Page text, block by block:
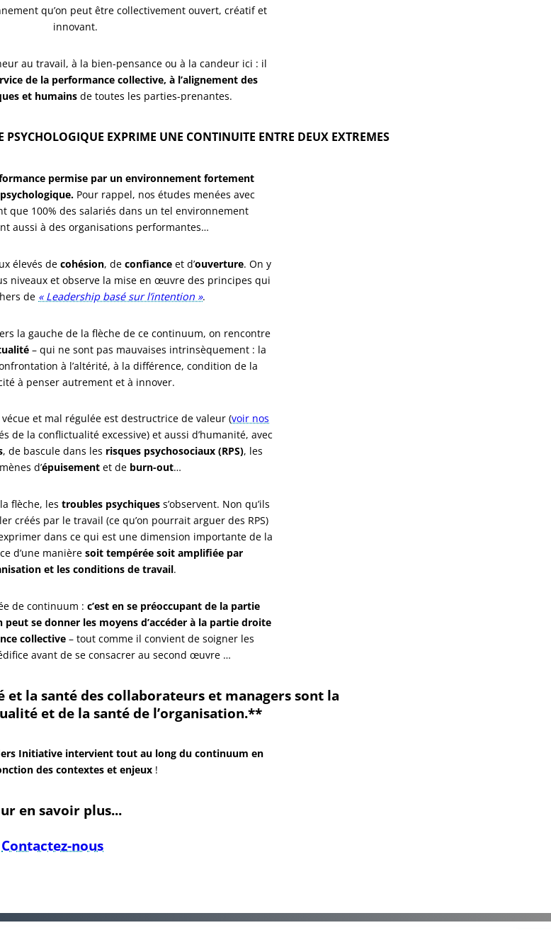
qu’on peut être collectivement ouvert, créatif et
innovant.
au travail, à la bien-pensance ou à la candeur ici : il
de la performance collective, à l’alignement des
et humains de toutes les parties-prenantes.
EXPRIME UNE CONTINUITE ENTRE DEUX EXTREMES
permise par un environnement fortement
Pour rappel, nos études menées avec
que 100% des salariés dans un tel environnement
aussi à des organisations performantes…
élevés de cohésion, de confiance et d’ouverture. On y
niveaux et observe la mise en œuvre des principes qui
de « Leadership basé sur l’intention ».
la gauche de la flèche de ce continuum, on rencontre
– qui ne sont pas mauvaises intrinsèquement : la
à l’altérité, à la différence, condition de la
à penser autrement et à innover.
et mal régulée est destructrice de valeur (voir nos
de la conflictualité excessive) et aussi d’humanité, avec
, de bascule dans les risques psychosociaux (RPS), les
d’épuisement et de burn-out…
flèche, les troubles psychiquess’observent. Non qu’ils
créés par le travail (ce qu’on pourrait arguer des RPS)
exprimer dans ce qui est une dimension importante de la
d’une manière soit tempérée soit amplifiée par
et les conditions de travail.
de continuum : c’est en se préoccupant de la partie
peut se donner les moyens d’accéder à la partie droite
collective– tout comme il convient de soigner les
avant de se consacrer au second œuvre …
et la santé des collaborateurs et managers sont la
et de la santé de l’organisation.**
Initiative intervient tout au long du continuum en
des contextes et enjeux !
en savoir plus...
Contactez-nous